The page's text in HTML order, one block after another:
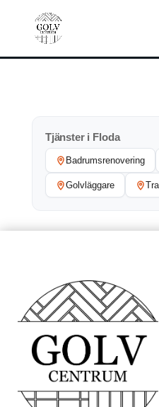
Tjänster i Floda
Badrumsrenovering
Golvläggare